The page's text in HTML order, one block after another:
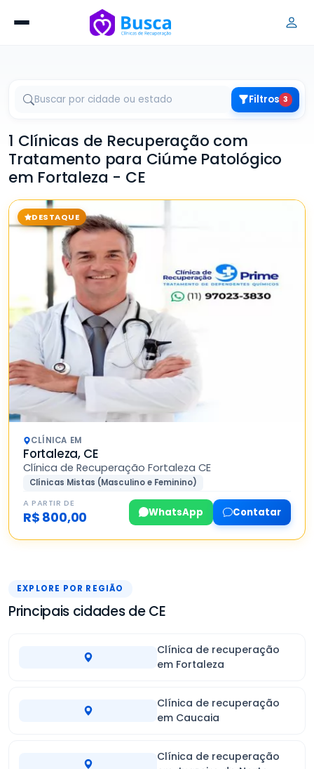
Filtros 3
1 Clínicas de Recuperação com
Tratamento para Ciúme Patológico
em Fortaleza - CE
DESTAQUE
CLÍNICA EM
Fortaleza, CE
Clínica de Recuperação Fortaleza CE
Clínicas Mistas (Masculino e Feminino)
A PARTIR DE
R$ 800,00 WhatsApp Contatar
EXPLORE POR REGIÃO
Principais cidades de CE
Clínica de recuperação
em Fortaleza
Clínica de recuperação
em Caucaia
Clínica de recuperação